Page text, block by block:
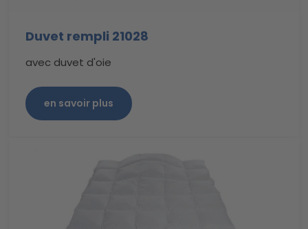
Duvet rempli 21028
avec duvet d'oie
en savoir plus